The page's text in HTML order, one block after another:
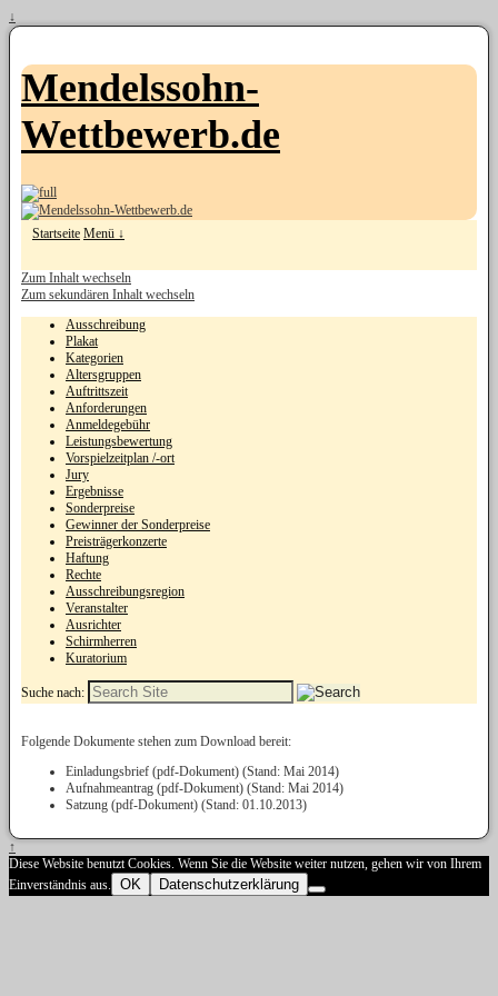
↓
Mendelssohn-
Wettbewerb.de
Startseite Menü ↓
Zum Inhalt wechseln
Zum sekundären Inhalt wechseln
Ausschreibung
Plakat
Kategorien
Altersgruppen
Auftrittszeit
Anforderungen
Anmeldegebühr
Leistungsbewertung
Vorspielzeitplan /-ort
Jury
Ergebnisse
Sonderpreise
Gewinner der Sonderpreise
Preisträgerkonzerte
Haftung
Rechte
Ausschreibungsregion
Veranstalter
Ausrichter
Schirmherren
Kuratorium
Suche nach:
Folgende Dokumente stehen zum Download bereit:
Einladungsbrief (pdf-Dokument) (Stand: Mai 2014)
Aufnahmeantrag (pdf-Dokument) (Stand: Mai 2014)
Satzung (pdf-Dokument) (Stand: 01.10.2013)
↑
Diese Website benutzt Cookies. Wenn Sie die Website weiter nutzen, gehen wir von Ihrem
Einverständnis aus.
OK Datenschutzerklärung